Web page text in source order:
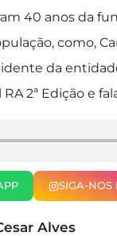
40 anos da
como,
da
2ª Edição e
SIGA-NOS
Alves